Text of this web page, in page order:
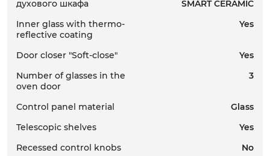
духового шкафа
SMART CERAMIC
Inner glass with thermo-
reflective coating
Yes
Door closer "Soft-close"
Yes
Number of glasses in the
oven door
3
Control panel material
Glass
Telescopic shelves
Yes
Recessed control knobs
No
Authorization
or partner, you must log in with a username
Login
Forgot your password?
We will send a link to your email to reset your
Email